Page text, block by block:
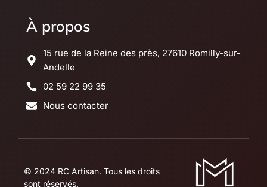
À propos
15 rue de la Reine des près, 27610 Romilly-sur-
Andelle
02 59 22 99 35
Nous contacter
© 2024 RC Artisan. Tous les droits
sont réservés.